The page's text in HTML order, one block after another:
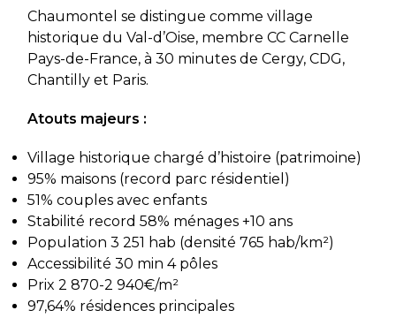
Chaumontel se distingue comme village
historique du Val-d’Oise, membre CC Carnelle
Pays-de-France, à 30 minutes de Cergy, CDG,
Chantilly et Paris.
Atouts majeurs :
Village historique chargé d’histoire (patrimoine)
95% maisons (record parc résidentiel)
51% couples avec enfants
Stabilité record 58% ménages +10 ans
Population 3 251 hab (densité 765 hab/km²)
Accessibilité 30 min 4 pôles
Prix 2 870-2 940€/m²
97,64% résidences principales